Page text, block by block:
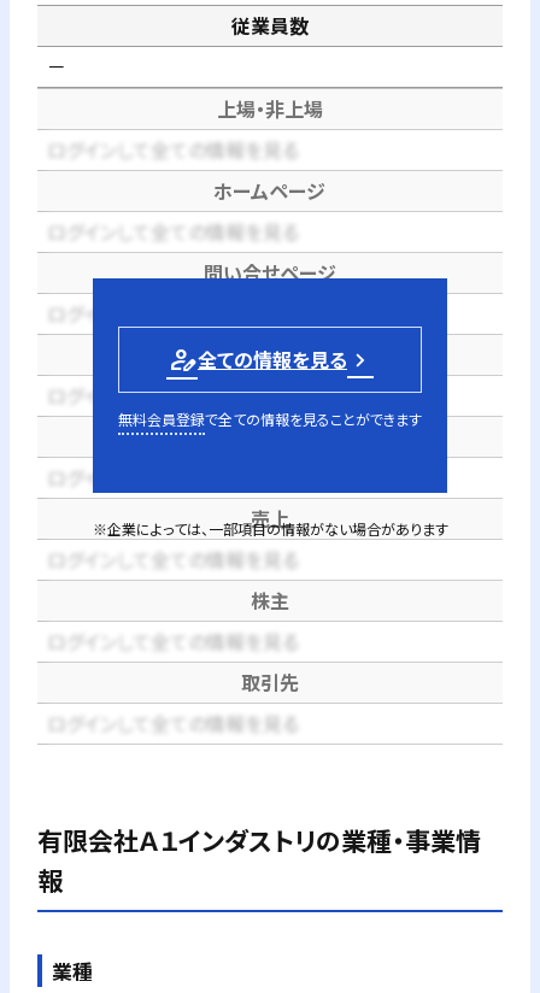
従業員数
－
上場・非上場
ログインして全ての情報を見る
ホームページ
ログインして全ての情報を見る
問い合せページ
ログインして全ての情報を見る
電話番号
ログインして全ての情報を見る
代表者
ログインして全ての情報を見る
売上
ログインして全ての情報を見る
株主
ログインして全ての情報を見る
取引先
ログインして全ての情報を見る
person_edit全ての情報を見る
無料会員登録で全ての情報を見ることができます
※企業によっては、一部項目の情報がない場合があります
有限会社Ａ１インダストリの業種・事業情
報
業種